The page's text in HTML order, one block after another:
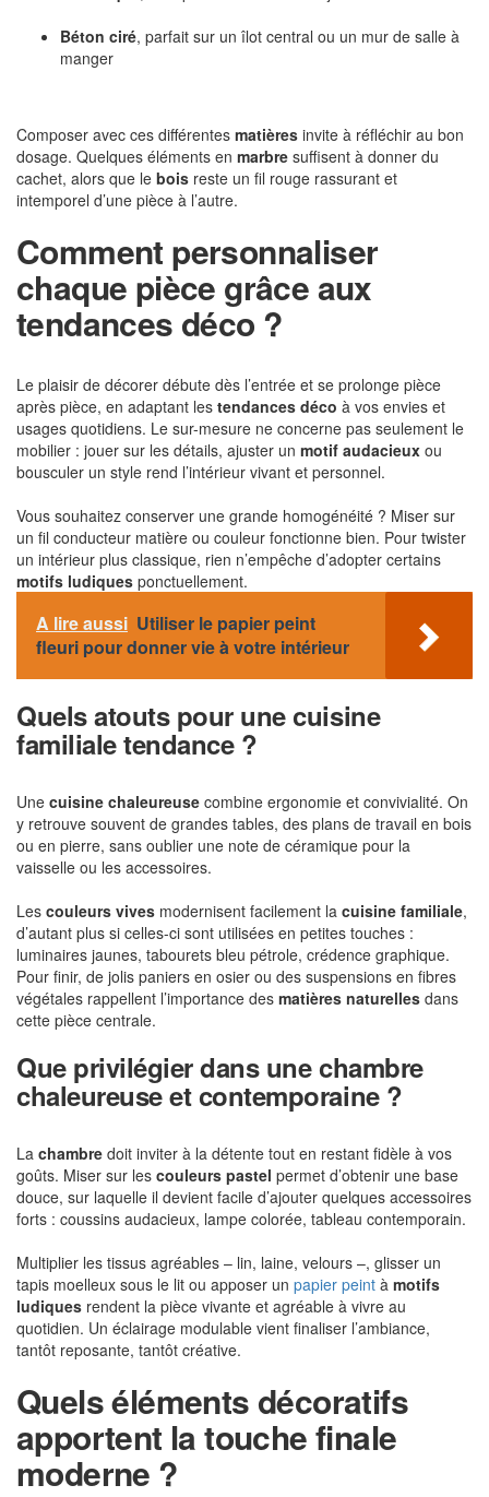
Béton ciré, parfait sur un îlot central ou un mur de salle à
manger
Composer avec ces différentes matières invite à réfléchir au bon
dosage. Quelques éléments en marbre suffisent à donner du
cachet, alors que le bois reste un fil rouge rassurant et
intemporel d’une pièce à l’autre.
Comment personnaliser
chaque pièce grâce aux
tendances déco ?
Le plaisir de décorer débute dès l’entrée et se prolonge pièce
après pièce, en adaptant les tendances déco à vos envies et
usages quotidiens. Le sur-mesure ne concerne pas seulement le
mobilier : jouer sur les détails, ajuster un motif audacieux ou
bousculer un style rend l’intérieur vivant et personnel.
Vous souhaitez conserver une grande homogénéité ? Miser sur
un fil conducteur matière ou couleur fonctionne bien. Pour twister
un intérieur plus classique, rien n’empêche d’adopter certains
motifs ludiques ponctuellement.
A lire aussi Utiliser le papier peint
fleuri pour donner vie à votre intérieur
Quels atouts pour une cuisine
familiale tendance ?
Une cuisine chaleureuse combine ergonomie et convivialité. On
y retrouve souvent de grandes tables, des plans de travail en bois
ou en pierre, sans oublier une note de céramique pour la
vaisselle ou les accessoires.
Les couleurs vives modernisent facilement la cuisine familiale,
d’autant plus si celles-ci sont utilisées en petites touches :
luminaires jaunes, tabourets bleu pétrole, crédence graphique.
Pour finir, de jolis paniers en osier ou des suspensions en fibres
végétales rappellent l’importance des matières naturelles dans
cette pièce centrale.
Que privilégier dans une chambre
chaleureuse et contemporaine ?
La chambre doit inviter à la détente tout en restant fidèle à vos
goûts. Miser sur les couleurs pastel permet d’obtenir une base
douce, sur laquelle il devient facile d’ajouter quelques accessoires
forts : coussins audacieux, lampe colorée, tableau contemporain.
Multiplier les tissus agréables – lin, laine, velours –, glisser un
tapis moelleux sous le lit ou apposer un papier peint à motifs
ludiques rendent la pièce vivante et agréable à vivre au
quotidien. Un éclairage modulable vient finaliser l’ambiance,
tantôt reposante, tantôt créative.
Quels éléments décoratifs
apportent la touche finale
moderne ?